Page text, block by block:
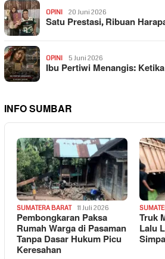
OPINI 20 Juni 2026
Satu Prestasi, Ribuan
OPINI 5 Juni 2026
Ibu Pertiwi Menangis:
INFO SUMBAR
SUMATERA BARAT 11 Juli 2026
Pembongkaran Paksa
Rumah Warga di Pasaman
Tanpa Dasar Hukum Picu
Keresahan
Truk
Lalu